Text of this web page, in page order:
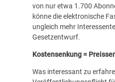
von nur etwa 1.700
könne die elektronische
ungleich mehr
Gesetzentwurf.
Kostensenkung =
Was interessant zu